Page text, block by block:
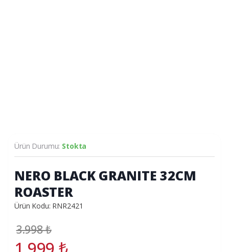
Ürün Durumu: Stokta
NERO BLACK GRANITE 32CM
ROASTER
Ürün Kodu: RNR2421
3.998₺